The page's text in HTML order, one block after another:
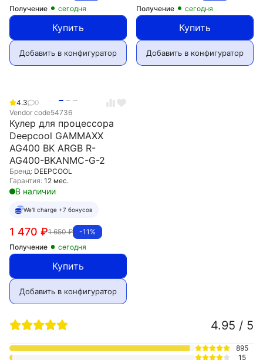
Получение сегодня
Купить
Добавить в конфигуратор
Получение сегодня
Купить
Добавить в конфигуратор
4.3
0
Vendor code54736
Кулер для процессора
Deepcool GAMMAXX
AG400 BK ARGB R-
AG400-BKANMC-G-2
Бренд: DEEPCOOL
Гарантия: 12 мес.
В наличии
We'll charge +7 бонусов
-11%
1 650₽
1 470 ₽
Получение сегодня
Купить
Добавить в конфигуратор
4.95 / 5
895
15